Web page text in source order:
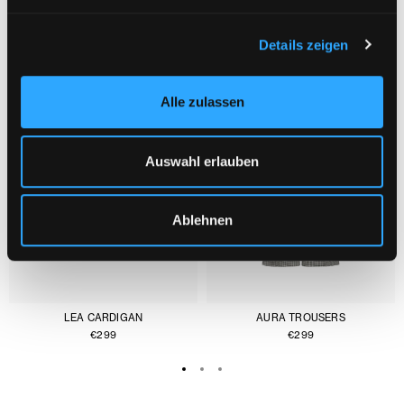
Details zeigen
Alle zulassen
Auswahl erlauben
Ablehnen
LEA CARDIGAN
€299
AURA TROUSERS
€299